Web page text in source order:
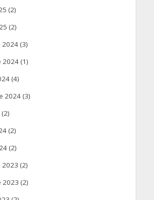
(2)
(2)
2024(3)
2024(1)
(4)
2024(3)
(2)
(2)
(2)
2023 (2)
2023 (2)